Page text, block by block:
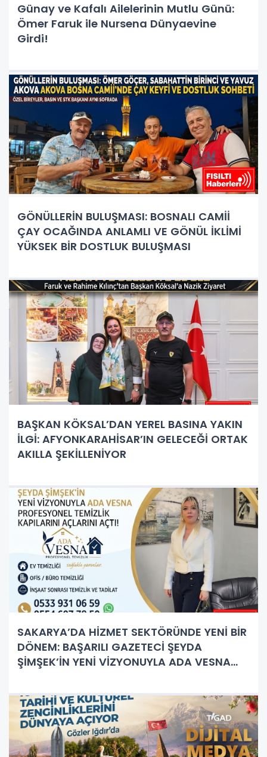
Günay ve Kafalı Ailelerinin Mutlu Günü:
Ömer Faruk ile Nursena Dünyaevine
Girdi!
GÖNÜLLERİN BULUŞMASI: BOSNALI CAMİİ
ÇAY OCAĞINDA ANLAMLI VE GÖNÜL İKLİMİ
YÜKSEK BİR DOSTLUK BULUŞMASI
BAŞKAN KÖKSAL’DAN YEREL BASINA YAKIN
İLGİ: AFYONKARAHİSAR’IN GELECEĞİ ORTAK
AKILLA ŞEKİLLENİYOR
SAKARYA’DA HİZMET SEKTÖRÜNDE YENİ BİR
DÖNEM: BAŞARILI GAZETECİ ŞEYDA
ŞİMŞEK’İN YENİ VİZYONUYLA ADA VESNA